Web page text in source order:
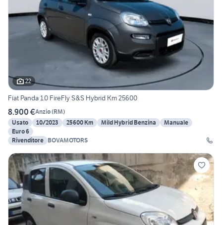
22
Fiat Panda 1.0 FireFly S&S Hybrid Km 25600
8.900 €Anzio(RM)
Usato
10/2023 25600 Km Mild Hybrid Benzina
Manuale
Euro 6
Rivenditore BOVAMOTORS